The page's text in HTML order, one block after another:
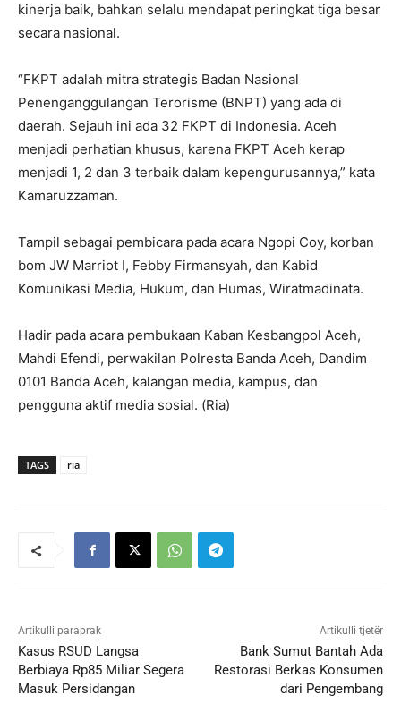
kinerja baik, bahkan selalu mendapat peringkat tiga besar
secara nasional.
“FKPT adalah mitra strategis Badan Nasional
Penenganggulangan Terorisme (BNPT) yang ada di
daerah. Sejauh ini ada 32 FKPT di Indonesia. Aceh
menjadi perhatian khusus, karena FKPT Aceh kerap
menjadi 1, 2 dan 3 terbaik dalam kepengurusannya,” kata
Kamaruzzaman.
Tampil sebagai pembicara pada acara Ngopi Coy, korban
bom JW Marriot I, Febby Firmansyah, dan Kabid
Komunikasi Media, Hukum, dan Humas, Wiratmadinata.
Hadir pada acara pembukaan Kaban Kesbangpol Aceh,
Mahdi Efendi, perwakilan Polresta Banda Aceh, Dandim
0101 Banda Aceh, kalangan media, kampus, dan
pengguna aktif media sosial. (Ria)
TAGS ria
Artikulli paraprak
Kasus RSUD Langsa
Berbiaya Rp85 Miliar Segera
Masuk Persidangan
Artikulli tjetër
Bank Sumut Bantah Ada
Restorasi Berkas Konsumen
dari Pengembang